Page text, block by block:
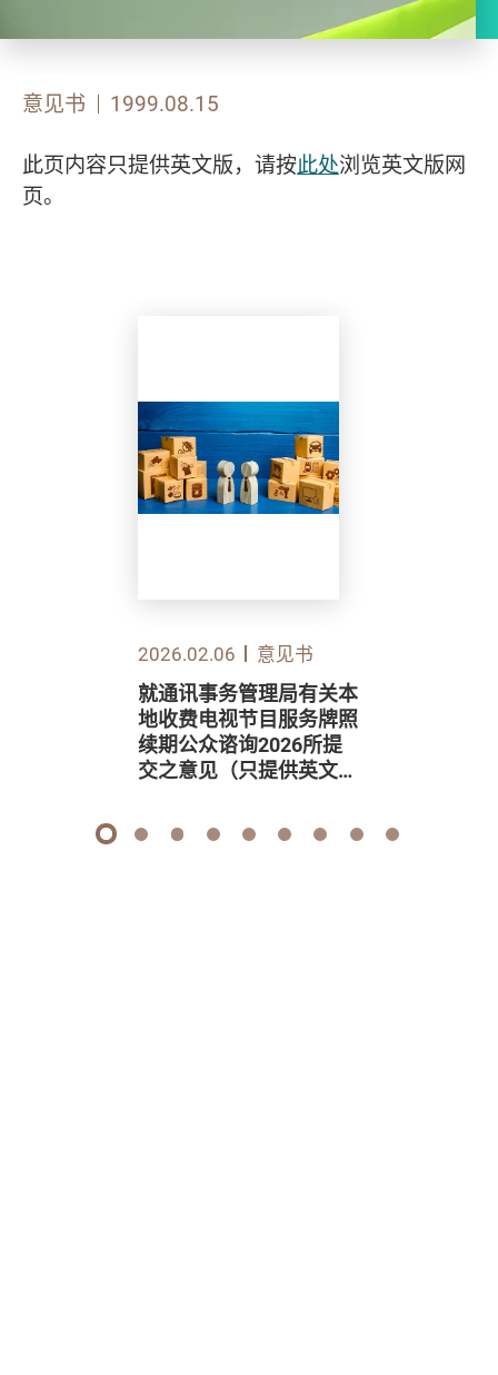
意见书 1999.08.15
此页内容只提供英文版，请按此处浏览英文版网
页。
2026.02.06 意见书
就通讯事务管理局有关本
地收费电视节目服务牌照
续期公众谘询2026所提
交之意见（只提供英文
1 2 3 4 5 6 7 8 9